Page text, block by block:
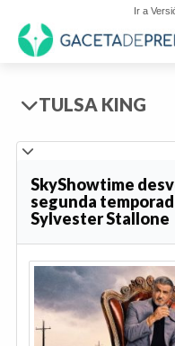
Ir a
TULSA KING
SkyShowtime
segunda
Sylvester Stallone